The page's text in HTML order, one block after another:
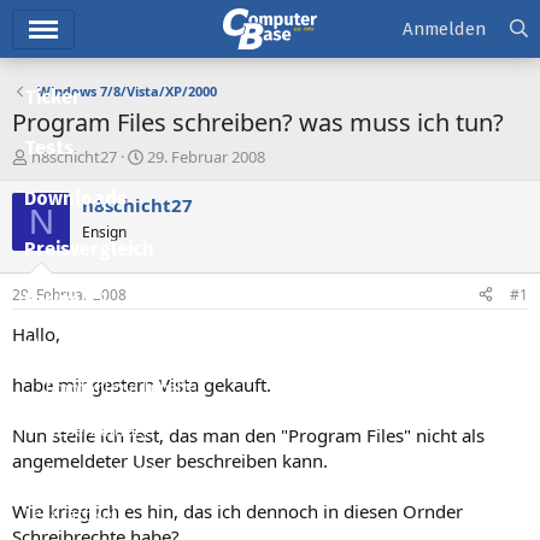
Ticker
Tests
Downloads
Preisvergleich
Forum
Aktuelles
Empfohlene Inhalte
Neue Beiträge
Neueste Aktivitäten
Leserartikel
Anmelden
Windows 7/8/Vista/XP/2000
Program Files schreiben? was muss ich tun?
E
s
t
e
e
r
n8schicht27
E
s
t
29. Februar 2008
N n8schicht27
Ensign
29. Februar 2008 #1
Hallo,
habe mir gestern Vista gekauft.
Nun stelle ich fest, das man den "Program Files" nicht als
angemeldeter User beschreiben kann.
Wie krieg ich es hin, das ich dennoch in diesen Ornder